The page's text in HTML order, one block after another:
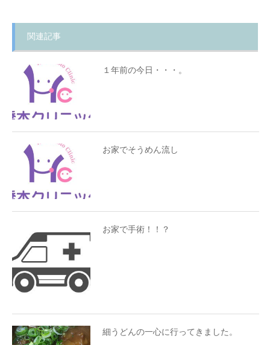
関連記事
１年前の今日・・・。
お家でそうめん流し
お家で手術！！？
細うどんの一心に行ってきました。